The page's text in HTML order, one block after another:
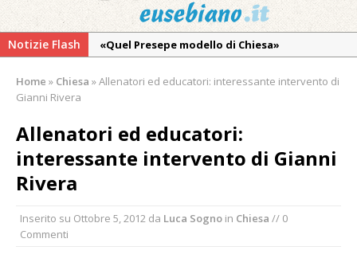
Notizie Flash
«Quel Presepe modello di Chiesa»
Ringraziamento: convegno, messa e
Vercelli: in alcune vie nuova tracciatura delle
zone blu
Centinaia di vercellesi a Oropa per il
Home » Chiesa »Allenatori ed educatori: interessante intervento di
Gianni Rivera
Allenatori ed educatori:
interessante intervento di Gianni
Rivera
Inserito su Ottobre 5, 2012 da Luca Sogno in Chiesa // 0
Commenti